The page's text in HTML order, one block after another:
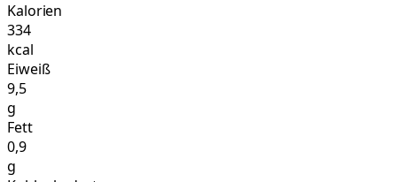
Kalorien
334
kcal
Eiweiß
9,5
g
Fett
0,9
g